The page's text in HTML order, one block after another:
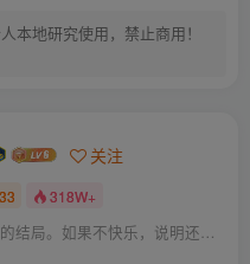
本地研究使用，禁止商用！
关注
33 318W+
上天只会安排的快乐的结局。如果不快乐，说明还不是最后结局